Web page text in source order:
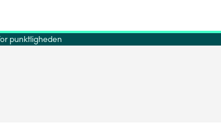
punktligheden